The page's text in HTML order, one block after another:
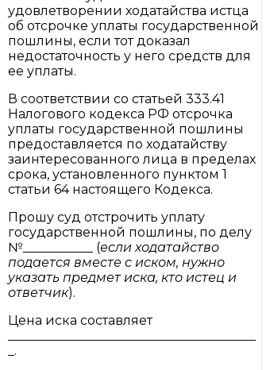
удовлетворении ходатайства истца
об отсрочке уплаты государственной
пошлины, если тот доказал
недостаточность у него средств для
ее уплаты.
В соответствии со статьей 333.41
Налогового кодекса РФ отсрочка
уплаты государственной пошлины
предоставляется по ходатайству
заинтересованного лица в пределах
срока, установленного пунктом 1
статьи 64 настоящего Кодекса.
Прошу суд отстрочить уплату
государственной пошлины, по делу
№___________ (если ходатайство
подается вместе с иском, нужно
указать предмет иска, кто истец и
ответчик).
Цена иска составляет
_.